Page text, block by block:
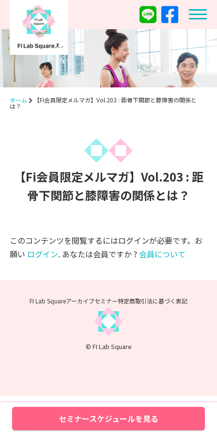
ホーム 【Fi会員限定メルマガ】Vol.203 : 距骨下関節と膝障害の関係と
は？
【Fi会員限定メルマガ】Vol.203 : 距
骨下関節と膝障害の関係とは？
このコンテンツを閲覧するにはログインが必要です。お
願い ログイン. あなたは会員ですか ? 会員について
セミナースケジュールを見る
FI Lab Squareアーカイブセミナー特定商取引法に基づく表記
© FI Lab Square